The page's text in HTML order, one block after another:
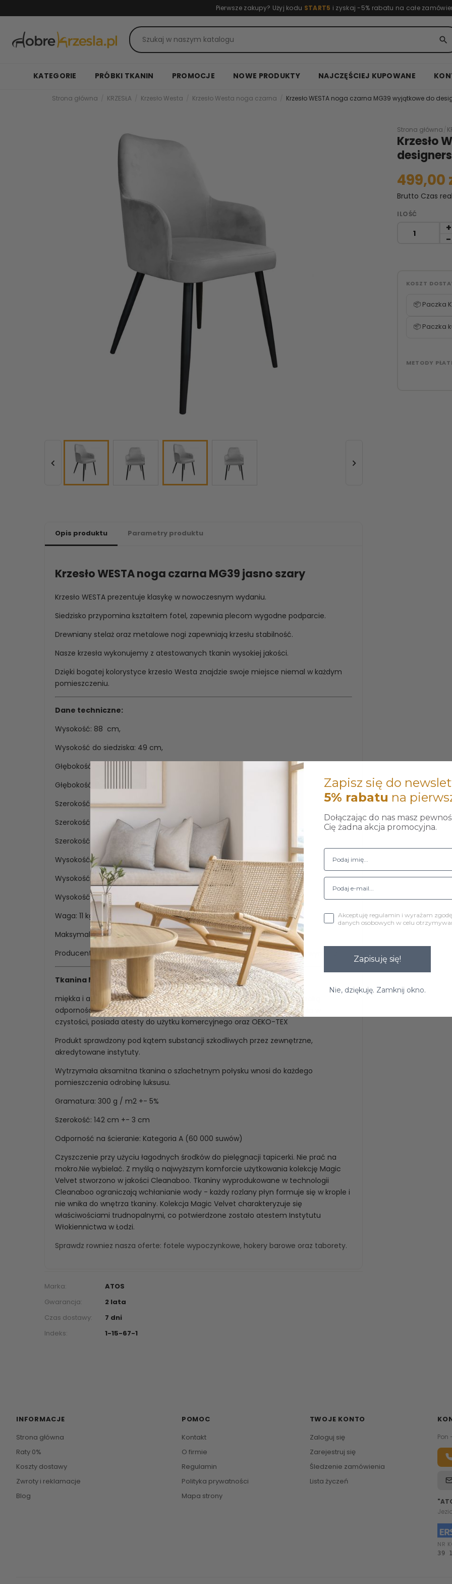
Pierwsze zakupy? Użyj kodu START5 i zyskaj -5% rabatu na całe
search
KATEGORIE PRÓBKI TKANIN PROMOCJE NOWE PRODUKTY NAJCZĘŚCIEJ KUPOWANE
Strona główna KRZESŁA Krzesło Westa Krzesło Westa noga czarna Krzesło WESTA noga czarna MG39 wyjątkowe do
 
Strona główna
Krzesło
499,00
Brutto Czas
ILOŚĆ
KOSZT
📦 Paczka
📦 Paczka
METODY
Opis produktu Parametry produktu
Krzesło WESTA noga czarna MG39 jasno szary
Krzesło WESTA prezentuje klasykę w nowoczesnym wydaniu.
Siedzisko przypomina kształtem fotel, zapewnia plecom wygodne podparcie.
Drewniany stelaż oraz metalowe nogi zapewniają krzesłu stabilność.
Nasze krzesła wykonujemy z atestowanych tkanin wysokiej jakości.
Dzięki bogatej kolorystyce krzesło Westa znajdzie swoje miejsce niemal w każdym
pomieszczeniu.
Dane techniczne:
Wysokość: 88 cm,
Wysokość do siedziska: 49 cm,
Głębokość: 65 cm,
Głębokość siedziska: 47 cm,
Szerokość: 53 cm,
Szerokość siedziska: 44 cm ,
Szerokość siedziska z przodu: 49 cm ,
Wysokość do podłokietnika z przodu: 64 cm,
Wysokość do podłokietnika na szwie: 67 cm,
Wysokość oparcia: 46 cm,
Waga: 11 kg,
Maksymalna waga obciążenia: 120 kg.
Producent zastrzega możliwość wystąpienia różnic +/- 3 cm w każdym wymiarze.
Tkanina MAGIC VELVET
miękka i aksamitna w dotyku tkaniną tapicerską. Charakteryzuje się wysoką
odpornością na ścieranie oraz mechacenie.Materiał łatwy do utrzymania w
czystości, posiada atesty do użytku komercyjnego oraz OEKO-TEX
Produkt sprawdzony pod kątem substancji szkodliwych przez zewnętrzne,
akredytowane instytuty.
Wytrzymała aksamitna tkanina o szlachetnym połysku wnosi do każdego
pomieszczenia odrobinę luksusu.
Gramatura: 300 g / m2 +- 5%
Szerokość: 142 cm +- 3 cm
Odporność na ścieranie: Kategoria A (60 000 suwów)
Czyszczenie przy użyciu łagodnych środków do pielęgnacji tapicerki. Nie prać na
mokro.Nie wybielać. Z myślą o najwyższym komforcie użytkowania kolekcję Magic
Velvet stworzono w jakości Cleanaboo. Tkaniny wyprodukowane w technologii
Cleanaboo ograniczają wchłanianie wody - każdy rozlany płyn formuje się w krople i
nie wnika do wnętrza tkaniny. Kolekcja Magic Velvet charakteryzuje się
właściwościami trudnopalnymi, co potwierdzone zostało atestem Instytutu
Włokiennictwa w Łodzi.
Sprawdz rowniez nasza oferte: fotele wypoczynkowe, hokery barowe oraz taborety.
Marka:
ATOS
Gwarancja:
2 lata
Czas dostawy:
7 dni
Indeks:
1-15-67-1
INFORMACJE
Strona główna
Raty 0%
Koszty dostawy
Zwroty i reklamacje
Blog
POMOC
Kontakt
O firmie
Regulamin
Polityka prywatności
Mapa strony
TWOJE KONTO
Zaloguj się
Zarejestruj się
Śledzenie zamówienia
Lista życzeń
Pon
NR
39
Zapisz się do
5% rabatu na
Dołączając do nas masz
Cię żadna akcja promocyjna.
Akceptuję regulamin i wyrażam
danych osobowych w celu
Zapisuję się!
Nie, dziękuję. Zamknij okno.